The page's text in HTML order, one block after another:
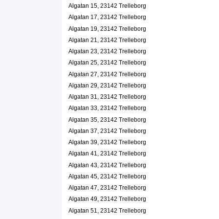
0410-10188
Algatan 23, 23142 Trelleborg
Puls Fashion I Trelleborg HB
Gerd Ulla Birgitta Sandblom
0410-10075
Algatan 24, 23142 Trelleborg
Algatans Tandläkare AB
Bassam Fakhro
Algatan 24, 23142 Trelleborg
Maria Nilmo AB
Maria Birgitta Pernilla Nilmo
0410-10075
Algatan 24, 23142 Trelleborg
0736-978973
Algatan 24, 23142 Trelleborg
Trelleborgs optik AB
Andreas Sjödin
Algatan 15, 23142 Trelleborg
Algatan 17, 23142 Trelleborg
Algatan 19, 23142 Trelleborg
Algatan 21, 23142 Trelleborg
Algatan 23, 23142 Trelleborg
Algatan 25, 23142 Trelleborg
Algatan 27, 23142 Trelleborg
Algatan 29, 23142 Trelleborg
Algatan 31, 23142 Trelleborg
Algatan 33, 23142 Trelleborg
Algatan 35, 23142 Trelleborg
Algatan 37, 23142 Trelleborg
Algatan 39, 23142 Trelleborg
Algatan 41, 23142 Trelleborg
Algatan 43, 23142 Trelleborg
Algatan 45, 23142 Trelleborg
Algatan 47, 23142 Trelleborg
Algatan 49, 23142 Trelleborg
Algatan 51, 23142 Trelleborg